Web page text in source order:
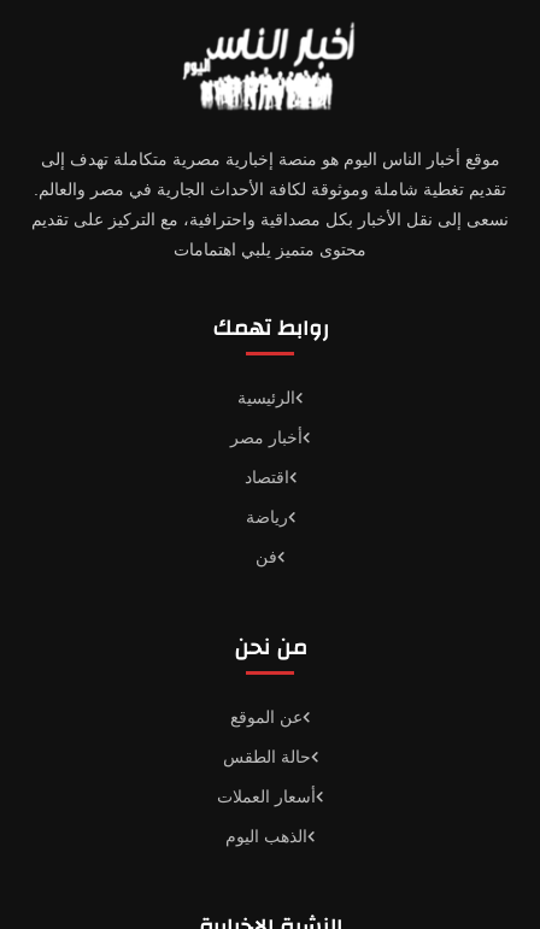
موقع أخبار الناس اليوم هو منصة إخبارية مصرية متكاملة تهدف إلى
تقديم تغطية شاملة وموثوقة لكافة الأحداث الجارية في مصر والعالم.
نسعى إلى نقل الأخبار بكل مصداقية واحترافية، مع التركيز على تقديم
محتوى متميز يلبي اهتمامات
روابط تهمك
الرئيسية
أخبار مصر
اقتصاد
رياضة
فن
من نحن
عن الموقع
حالة الطقس
أسعار العملات
الذهب اليوم